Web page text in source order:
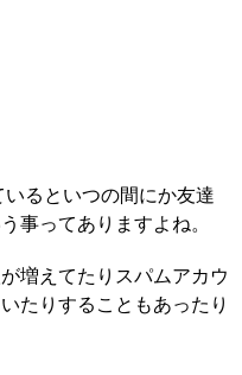
いるといつの間にか友達
事ってありますよね。
増えてたりスパムアカウ
たりすることもあったり